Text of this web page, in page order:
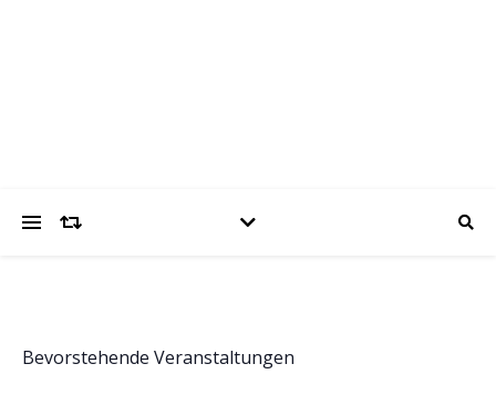
Bevorstehende Veranstaltungen